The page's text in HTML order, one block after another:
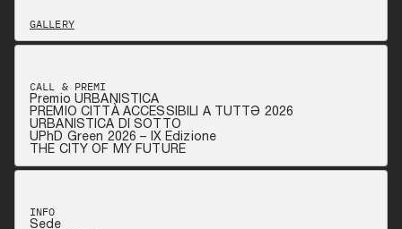
GALLERY
CALL & PREMI
Premio URBANISTICA
PREMIO CITTÀ ACCESSIBILI A TUTTƏ 2026
URBANISTICA DI SOTTO
UPhD Green 2026 – IX Edizione
THE CITY OF MY FUTURE
INFO
Sede